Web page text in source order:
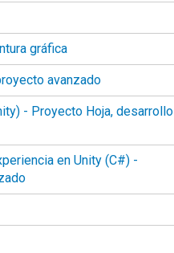
gráfica
avanzado
- Proyecto Hoja, desarrollo
en Unity (C#) -